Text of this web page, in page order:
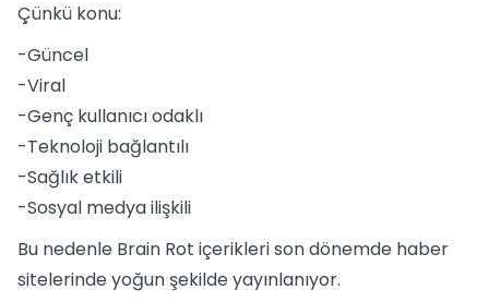
Çünkü konu:
-Güncel
-Viral
-Genç kullanıcı odaklı
-Teknoloji bağlantılı
-Sağlık etkili
-Sosyal medya ilişkili
Bu nedenle Brain Rot içerikleri son dönemde haber
sitelerinde yoğun şekilde yayınlanıyor.